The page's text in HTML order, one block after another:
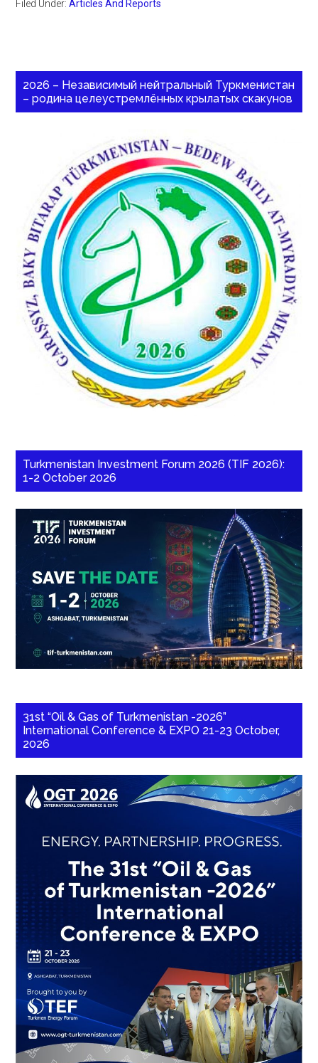
Filed Under:Articles And Reports
2026 – Независимый нейтральный Туркменистан
– родина целеустремлённых крылатых скакунов
Turkmenistan Investment Forum 2026 (TIF 2026):
1-2 October 2026
31st “Oil & Gas of Turkmenistan -2026”
International Conference & EXPO 21-23 October,
2026